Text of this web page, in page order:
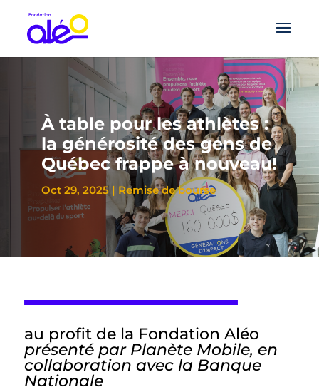
À table pour les athlètes :
la générosité des gens de
Québec frappe à nouveau!
Oct 29, 2025 | Remise de bourse
au profit de la Fondation Aléo
présenté par Planète Mobile, en
collaboration avec la Banque
Nationale